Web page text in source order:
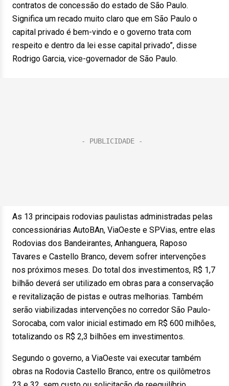
contratos de concessão do estado de São Paulo.
Significa um recado muito claro que em São Paulo o
capital privado é bem-vindo e o governo trata com
respeito e dentro da lei esse capital privado”, disse
Rodrigo Garcia, vice-governador de São Paulo.
As 13 principais rodovias paulistas administradas pelas
concessionárias AutoBAn, ViaOeste e SPVias, entre elas
Rodovias dos Bandeirantes, Anhanguera, Raposo
Tavares e Castello Branco, devem sofrer intervenções
nos próximos meses. Do total dos investimentos, R$ 1,7
bilhão deverá ser utilizado em obras para a conservação
e revitalização de pistas e outras melhorias. Também
serão viabilizadas intervenções no corredor São Paulo-
Sorocaba, com valor inicial estimado em R$ 600 milhões,
totalizando os R$ 2,3 bilhões em investimentos.
Segundo o governo, a ViaOeste vai executar também
obras na Rodovia Castello Branco, entre os quilômetros